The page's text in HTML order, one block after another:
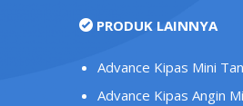
Stop Kontak Telepon
Stop Kontak TV/Antena
Tutup Stop Kontak
PRODUK LAINNYA
Advance Kipas Mini
Advance Kipas Angin